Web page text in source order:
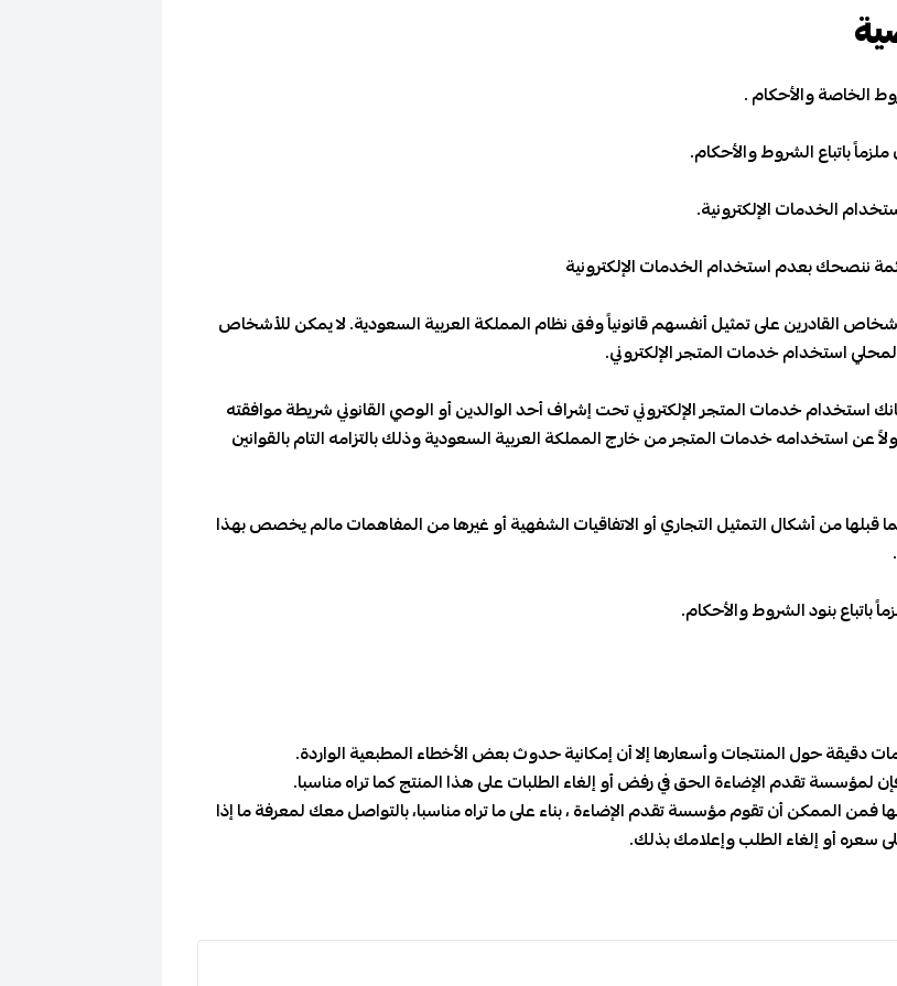
الخاصة والأحكام .
باتباع الشروط والأحكام.
الخدمات الإلكترونية.
ننصحك بعدم استخدام الخدمات الإلكترونية
القادرين على تمثيل أنفسهم قانونياً وفق نظام المملكة العربية السعودية. لا يمكن للأشخاص
استخدام خدمات المتجر الإلكتروني.
يكون عمرك أقل من 18 سنة) فبإمكانك استخدام خدمات المتجر الإلكتروني تحت إشراف أحد الوالدين أو الوصي القانوني شريطة موافقته
استخدامه خدمات المتجر من خارج المملكة العربية السعودية وذلك بالتزامه التام بالقوانين
قبلها من أشكال التمثيل التجاري أو الاتفاقيات الشفهية أو غيرها من المفاهمات مالم يخصص بهذا
باتباع بنود الشروط والأحكام.
حول المنتجات وأسعارها إلا أن إمكانية حدوث بعض الأخطاء المطبعية الواردة.
تقدم الإضاءة الحق في رفض أو إلغاء الطلبات على هذا المنتج كما تراه مناسبا.
الممكن أن تقوم مؤسسة تقدم الإضاءة ، بناء على ما تراه مناسبا، بالتواصل معك لمعرفة ما إذا
سعره أو إلغاء الطلب وإعلامك بذلك.